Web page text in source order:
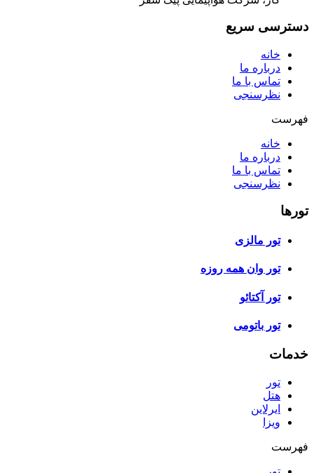
دسترسی سریع
خانه
درباره ما
تماس با ما
نظرسنجی
فهرست
خانه
درباره ما
تماس با ما
نظرسنجی
تورها
تور مالزی
تور وان همه روزه
تور آکتائو
تور باتومی
خدمات
تور
هتل
ایرلاین
ویزا
فهرست